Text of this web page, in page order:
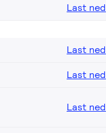
Last ned
Last ned
Last ned
Last ned